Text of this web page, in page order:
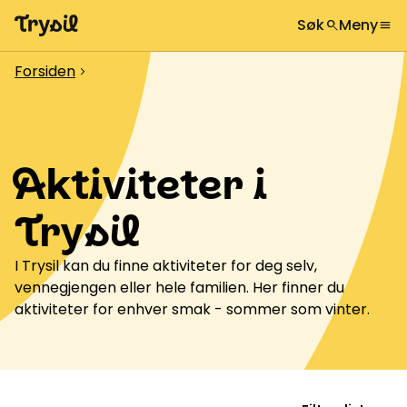
SøksearchMenymenu
globe
Aktiviteter
Overnatting
Handel
Spisesteder
Service
Kalender
Hva leter du etter?
Forsiden chevron_right
Aktiviteter i
Trysil
I Trysil kan du finne aktiviteter for deg selv,
vennegjengen eller hele familien. Her finner du
aktiviteter for enhver smak - sommer som vinter.